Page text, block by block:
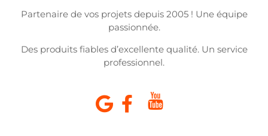
Partenaire de vos projets depuis 2005 ! Une équipe
passionnée.
Des produits fiables d’excellente qualité. Un service
professionnel.